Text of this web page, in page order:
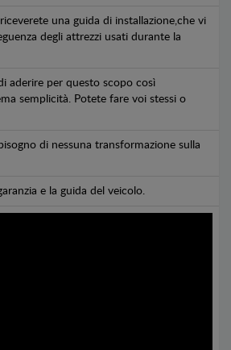
una guida di installazione,che vi
degli attrezzi usati durante la
aderire per questo scopo così
semplicità. Potete fare voi stessi o
di nessuna transformazione sulla
e la guida del veicolo.